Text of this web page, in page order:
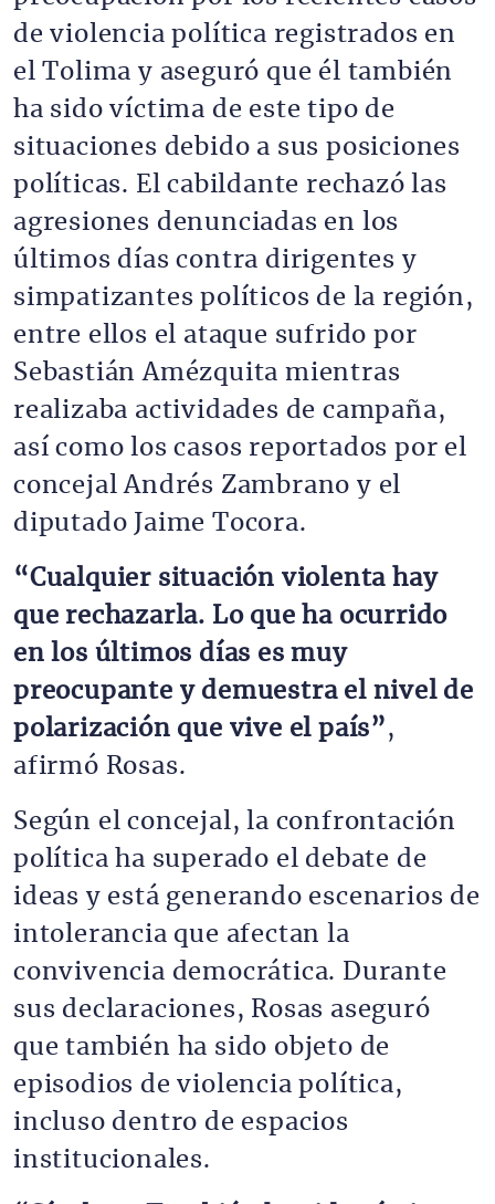
de violencia política registrados en
el Tolima y aseguró que él también
ha sido víctima de este tipo de
situaciones debido a sus posiciones
políticas. El cabildante rechazó las
agresiones denunciadas en los
últimos días contra dirigentes y
simpatizantes políticos de la región,
entre ellos el ataque sufrido por
Sebastián Amézquita mientras
realizaba actividades de campaña,
así como los casos reportados por el
concejal Andrés Zambrano y el
diputado Jaime Tocora.
“Cualquier situación violenta hay
que rechazarla. Lo que ha ocurrido
en los últimos días es muy
preocupante y demuestra el nivel de
polarización que vive el país”,
afirmó Rosas.
Según el concejal, la confrontación
política ha superado el debate de
ideas y está generando escenarios de
intolerancia que afectan la
convivencia democrática. Durante
sus declaraciones, Rosas aseguró
que también ha sido objeto de
episodios de violencia política,
incluso dentro de espacios
institucionales.